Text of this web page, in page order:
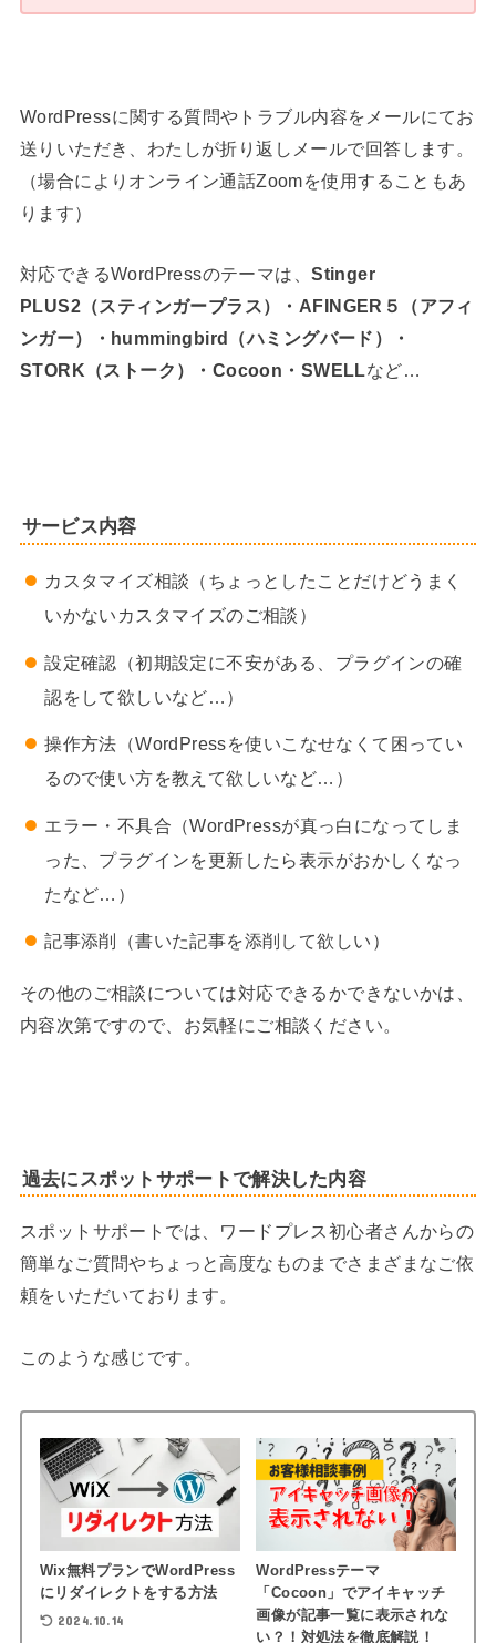
WordPressに関する質問やトラブル内容をメールにてお
送りいただき、わたしが折り返しメールで回答します。
（場合によりオンライン通話Zoomを使用することもあ
ります）
対応できるWordPressのテーマは、Stinger
PLUS2（スティンガープラス）・AFINGER５（アフィ
ンガー）・hummingbird（ハミングバード）・
STORK（ストーク）・Cocoon・SWELLなど…
サービス内容
カスタマイズ相談（ちょっとしたことだけどうまく
いかないカスタマイズのご相談）
設定確認（初期設定に不安がある、プラグインの確
認をして欲しいなど…）
操作方法（WordPressを使いこなせなくて困ってい
るので使い方を教えて欲しいなど…）
エラー・不具合（WordPressが真っ白になってしま
った、プラグインを更新したら表示がおかしくなっ
たなど…）
記事添削（書いた記事を添削して欲しい）
その他のご相談については対応できるかできないかは、
内容次第ですので、お気軽にご相談ください。
過去にスポットサポートで解決した内容
スポットサポートでは、ワードプレス初心者さんからの
簡単なご質問やちょっと高度なものまでさまざまなご依
頼をいただいております。
このような感じです。
Wix無料プランでWordPress
にリダイレクトをする方法
2024.10.14
WordPressテーマ
「Cocoon」でアイキャッチ
画像が記事一覧に表示されな
い？！対処法を徹底解説！